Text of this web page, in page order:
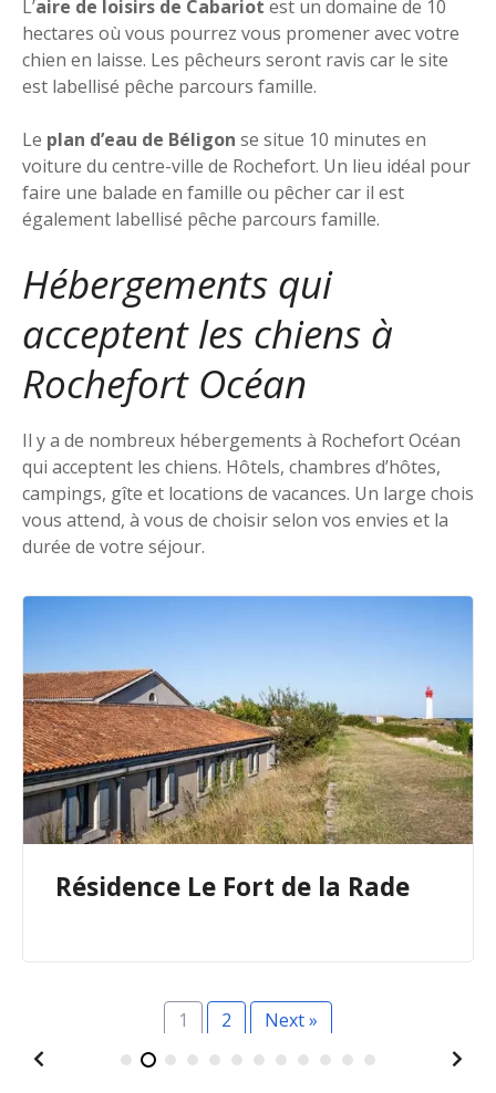
L’aire de loisirs de Cabariot est un domaine de 10
hectares où vous pourrez vous promener avec votre
chien en laisse. Les pêcheurs seront ravis car le site
est labellisé pêche parcours famille.
Le plan d’eau de Béligon se situe 10 minutes en
voiture du centre-ville de Rochefort. Un lieu idéal pour
faire une balade en famille ou pêcher car il est
également labellisé pêche parcours famille.
Hébergements qui
acceptent les chiens à
Rochefort Océan
Il y a de nombreux hébergements à Rochefort Océan
qui acceptent les chiens. Hôtels, chambres d’hôtes,
campings, gîte et locations de vacances. Un large chois
vous attend, à vous de choisir selon vos envies et la
durée de votre séjour.
Résidence Le Fort de la Rade
1 2 Next »